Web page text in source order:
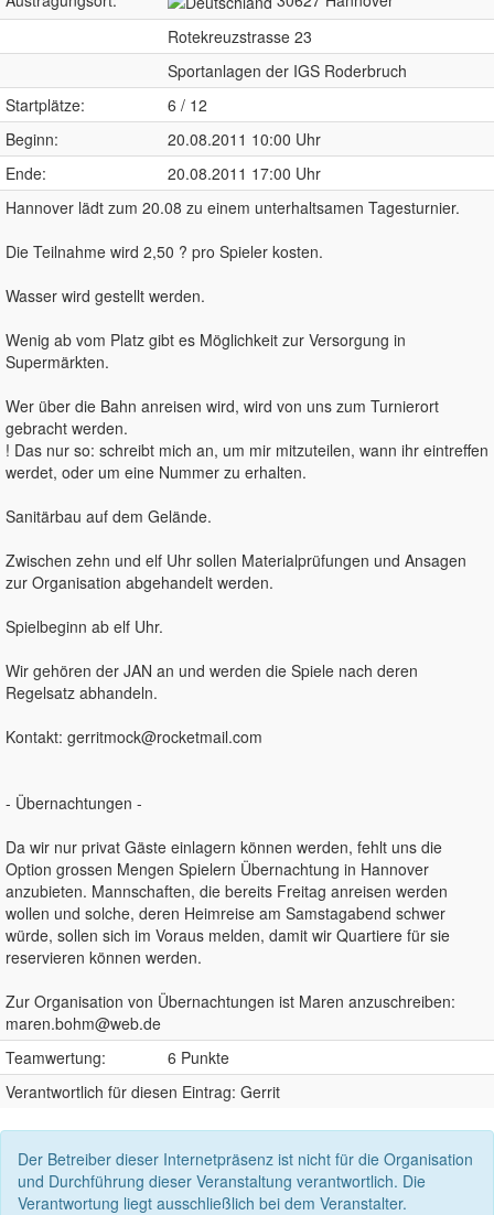
Rotekreuzstrasse 23
Sportanlagen der IGS Roderbruch
Startplätze:
6 / 12
Beginn:
20.08.2011 10:00 Uhr
Ende:
20.08.2011 17:00 Uhr
Hannover lädt zum 20.08 zu einem unterhaltsamen Tagesturnier.
Die Teilnahme wird 2,50 ? pro Spieler kosten.
Wasser wird gestellt werden.
Wenig ab vom Platz gibt es Möglichkeit zur Versorgung in
Supermärkten.
Wer über die Bahn anreisen wird, wird von uns zum Turnierort
gebracht werden.
! Das nur so: schreibt mich an, um mir mitzuteilen, wann ihr eintreffen
werdet, oder um eine Nummer zu erhalten.
Sanitärbau auf dem Gelände.
Zwischen zehn und elf Uhr sollen Materialprüfungen und Ansagen
zur Organisation abgehandelt werden.
Spielbeginn ab elf Uhr.
Wir gehören der JAN an und werden die Spiele nach deren
Regelsatz abhandeln.
Kontakt: gerritmock@rocketmail.com
- Übernachtungen -
Da wir nur privat Gäste einlagern können werden, fehlt uns die
Option grossen Mengen Spielern Übernachtung in Hannover
anzubieten. Mannschaften, die bereits Freitag anreisen werden
wollen und solche, deren Heimreise am Samstagabend schwer
würde, sollen sich im Voraus melden, damit wir Quartiere für sie
reservieren können werden.
Zur Organisation von Übernachtungen ist Maren anzuschreiben:
maren.bohm@web.de
Teamwertung:
6 Punkte
Verantwortlich für diesen Eintrag: Gerrit
Der Betreiber dieser Internetpräsenz ist nicht für die Organisation
und Durchführung dieser Veranstaltung verantwortlich. Die
Verantwortung liegt ausschließlich bei dem Veranstalter.